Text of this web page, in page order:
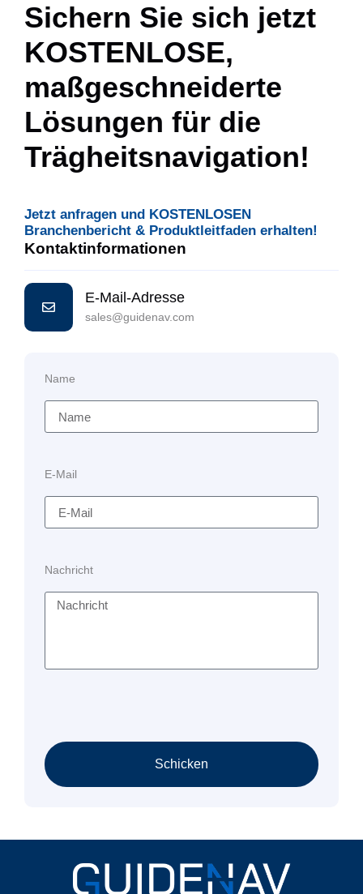
Sichern Sie sich jetzt
KOSTENLOSE,
maßgeschneiderte
Lösungen für die
Trägheitsnavigation!
Jetzt anfragen und KOSTENLOSEN
Branchenbericht & Produktleitfaden erhalten!
Kontaktinformationen
E-Mail-Adresse
sales@guidenav.com
Name
E-Mail
Nachricht
Schicken